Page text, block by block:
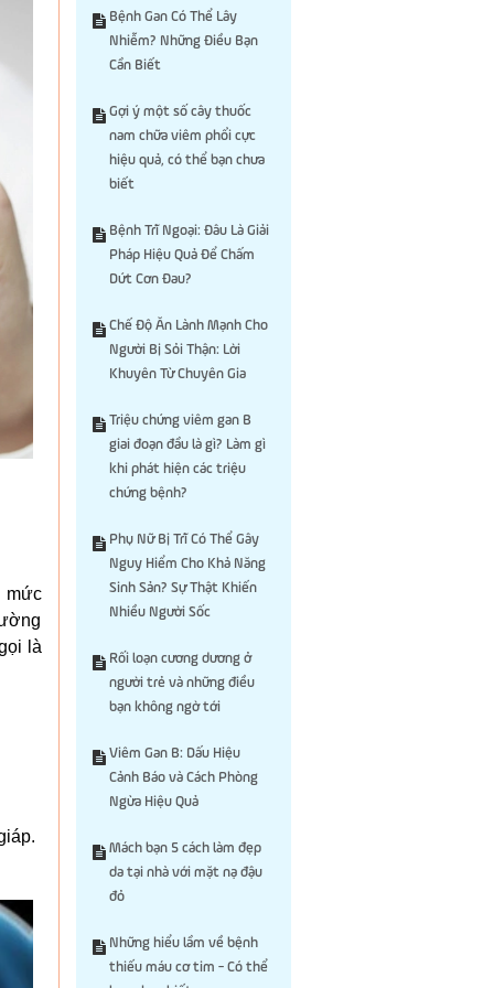
mức
là
Bệnh Gan Có Thể Lây
Nhiễm? Những Điều Bạn
Cần Biết
Gợi ý một số cây thuốc
nam chữa viêm phổi cực
hiệu quả, có thể bạn chưa
biết
Bệnh Trĩ Ngoại: Đâu Là Giải
Pháp Hiệu Quả Để Chấm
Dứt Cơn Đau?
Chế Độ Ăn Lành Mạnh Cho
Người Bị Sỏi Thận: Lời
Khuyên Từ Chuyên Gia
Triệu chứng viêm gan B
giai đoạn đầu là gì? Làm gì
khi phát hiện các triệu
chứng bệnh?
Phụ Nữ Bị Trĩ Có Thể Gây
Nguy Hiểm Cho Khả Năng
Sinh Sản? Sự Thật Khiến
Nhiều Người Sốc
Rối loạn cương dương ở
người trẻ và những điều
bạn không ngờ tới
Viêm Gan B: Dấu Hiệu
Cảnh Báo và Cách Phòng
Ngừa Hiệu Quả
Mách bạn 5 cách làm đẹp
da tại nhà với mặt nạ đậu
đỏ
Những hiểu lầm về bệnh
thiếu máu cơ tim - Có thể